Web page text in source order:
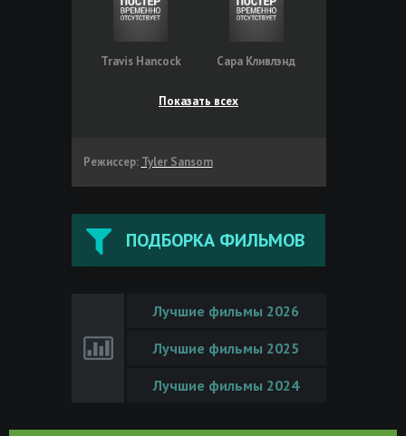
Travis Hancock Сара Кливлэнд
Показать всех
Режиссер: Tyler Sansom
ПОДБОРКА ФИЛЬМОВ
Лучшие фильмы 2026
Лучшие фильмы 2025
Лучшие фильмы 2024